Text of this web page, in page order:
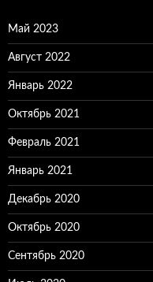
Май 2023
Август 2022
Январь 2022
Октябрь 2021
Февраль 2021
Январь 2021
Декабрь 2020
Октябрь 2020
Сентябрь 2020